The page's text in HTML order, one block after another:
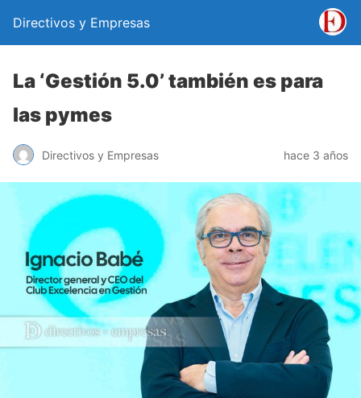
Directivos y Empresas
La ‘Gestión 5.0’ también es para
las pymes
Directivos y Empresas hace 3 años